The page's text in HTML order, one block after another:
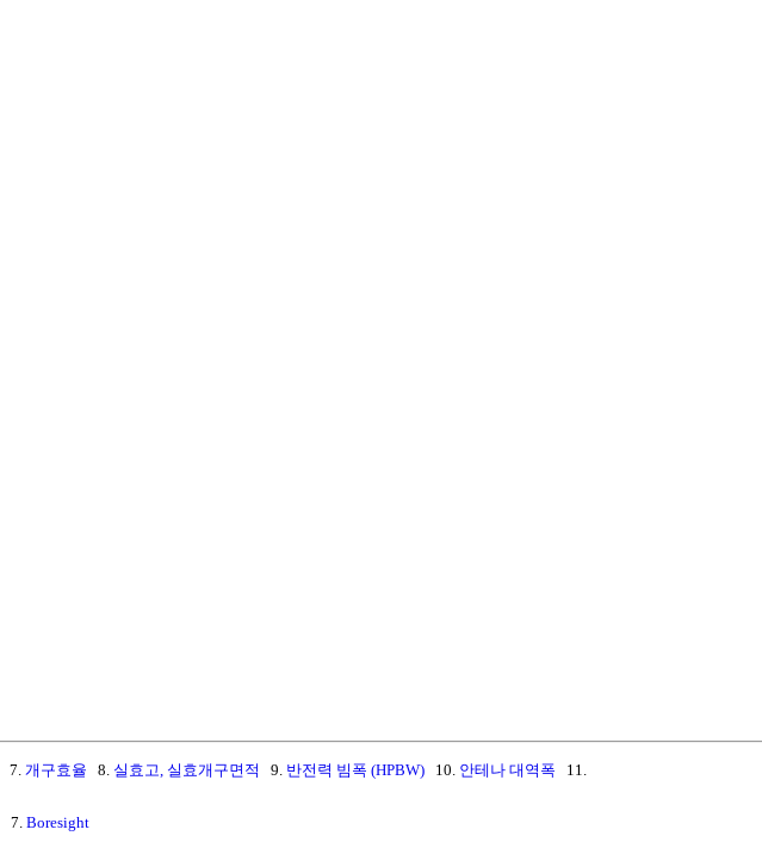
7. 개구효율 8. 실효고, 실효개구면적 9. 반전력 빔폭 (HPBW) 10. 안테나 대역폭 11.
7. Boresight